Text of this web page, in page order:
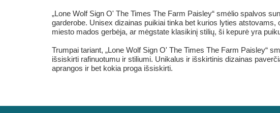
„Lone Wolf Sign O' The Times The Farm Paisley“ smėlio spalvos
garderobe. Unisex dizainas puikiai tinka bet kurios lyties
miesto mados gerbėja, ar mėgstate klasikinį stilių, ši kepurė yra
Trumpai tariant, „Lone Wolf Sign O' The Times The Farm Paisley“
išsiskirti rafinuotumu ir stiliumi. Unikalus ir išskirtinis dizainas
aprangos ir bet kokia proga išsiskirti.